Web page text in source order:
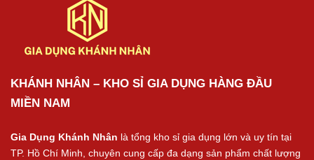
KHÁNH NHÂN – KHO SỈ GIA DỤNG HÀNG ĐẦU
MIỀN NAM
Gia Dụng Khánh Nhân là tổng kho sỉ gia dụng lớn và uy tín tại
TP. Hồ Chí Minh, chuyên cung cấp đa dạng sản phẩm chất lượng